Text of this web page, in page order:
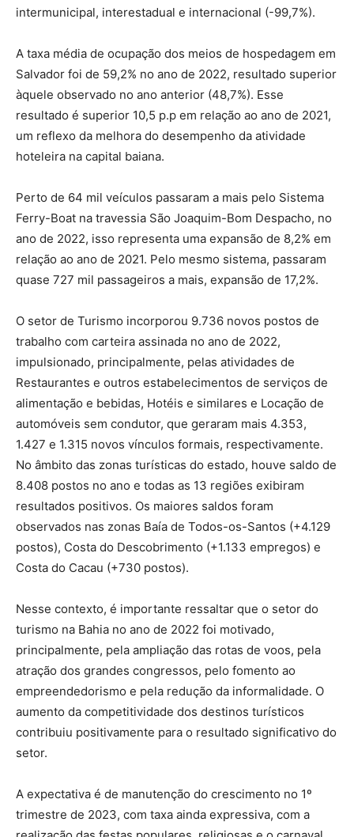
intermunicipal, interestadual e internacional (-99,7%).
A taxa média de ocupação dos meios de hospedagem em
Salvador foi de 59,2% no ano de 2022, resultado superior
àquele observado no ano anterior (48,7%). Esse
resultado é superior 10,5 p.p em relação ao ano de 2021,
um reflexo da melhora do desempenho da atividade
hoteleira na capital baiana.
Perto de 64 mil veículos passaram a mais pelo Sistema
Ferry-Boat na travessia São Joaquim-Bom Despacho, no
ano de 2022, isso representa uma expansão de 8,2% em
relação ao ano de 2021. Pelo mesmo sistema, passaram
quase 727 mil passageiros a mais, expansão de 17,2%.
O setor de Turismo incorporou 9.736 novos postos de
trabalho com carteira assinada no ano de 2022,
impulsionado, principalmente, pelas atividades de
Restaurantes e outros estabelecimentos de serviços de
alimentação e bebidas, Hotéis e similares e Locação de
automóveis sem condutor, que geraram mais 4.353,
1.427 e 1.315 novos vínculos formais, respectivamente.
No âmbito das zonas turísticas do estado, houve saldo de
8.408 postos no ano e todas as 13 regiões exibiram
resultados positivos. Os maiores saldos foram
observados nas zonas Baía de Todos-os-Santos (+4.129
postos), Costa do Descobrimento (+1.133 empregos) e
Costa do Cacau (+730 postos).
Nesse contexto, é importante ressaltar que o setor do
turismo na Bahia no ano de 2022 foi motivado,
principalmente, pela ampliação das rotas de voos, pela
atração dos grandes congressos, pelo fomento ao
empreendedorismo e pela redução da informalidade. O
aumento da competitividade dos destinos turísticos
contribuiu positivamente para o resultado significativo do
setor.
A expectativa é de manutenção do crescimento no 1º
trimestre de 2023, com taxa ainda expressiva, com a